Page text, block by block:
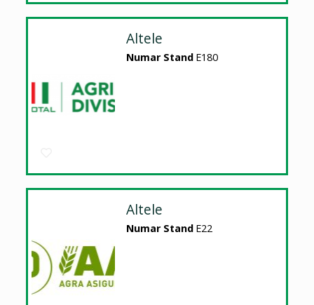
Altele
Numar Stand E180
Altele
Numar Stand E22